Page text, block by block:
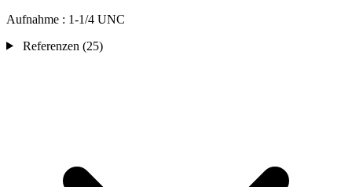
Aufnahme : 1-1/4 UNC
Referenzen (25)